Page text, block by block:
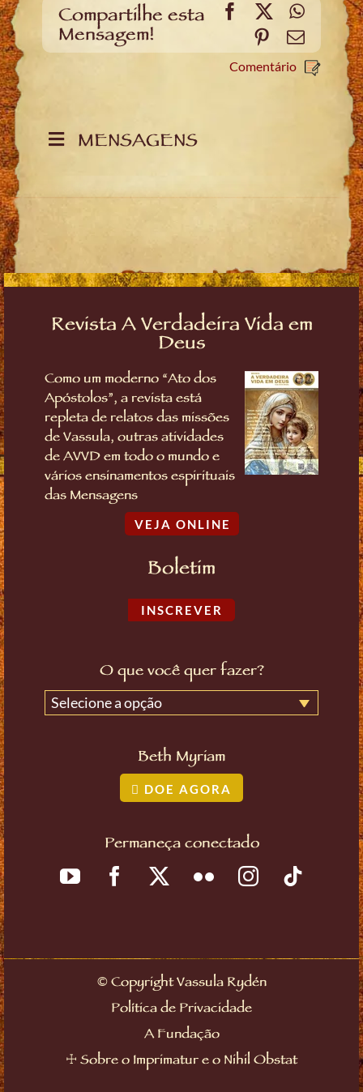
Compartilhe esta
Mensagem!
Facebook
X
Pinterest
Email
Comentário
MENSAGENS
Revista A Verdadeira Vida em
Deus
Como um moderno “Ato dos
Apóstolos”, a revista está
repleta de relatos das missões
de Vassula, outras atividades
de AVVD em todo o mundo e
vários ensinamentos espirituais
das Mensagens
VEJA ONLINE
Boletim
INSCREVER
O que você quer fazer?
Selecione a opção
Beth Myriam
DOE AGORA
Permaneça conectado
©Copyright Vassula Rydén
Política de Privacidade
A Fundação
☩ Sobre o Imprimatur e o Nihil Obstat